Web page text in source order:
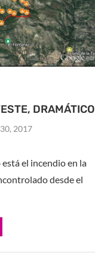
DRAMÁTICO
2017
el incendio en la
desde el